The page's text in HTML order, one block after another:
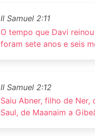
II Samuel 2:11
O tempo que Davi
foram sete anos e seis
II Samuel 2:12
Saiu Abner, filho de
Saul, de Maanaim a